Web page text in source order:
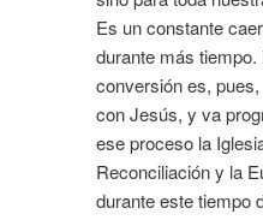
Es un constante
durante más
conversión es,
con Jesús, y va
ese proceso la
Reconciliación y la
durante este tiempo